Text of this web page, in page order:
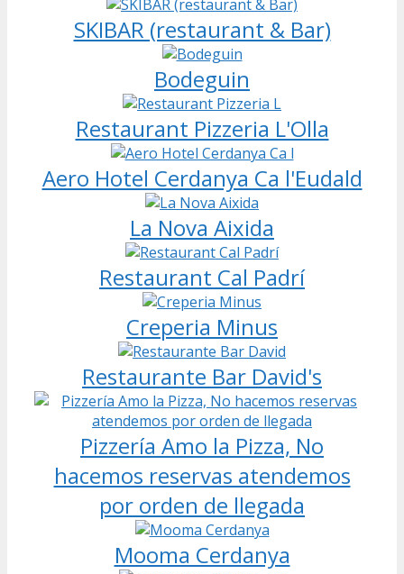
SKIBAR (restaurant & Bar)
Bodeguin
Restaurant Pizzeria L'Olla
Aero Hotel Cerdanya Ca l'Eudald
La Nova Aixida
Restaurant Cal Padrí
Creperia Minus
Restaurante Bar David's
Pizzería Amo la Pizza, No
hacemos reservas atendemos
por orden de llegada
Mooma Cerdanya